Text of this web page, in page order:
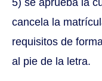
5) se aprueba la
cancela la
requisitos de
al pie de la letra.